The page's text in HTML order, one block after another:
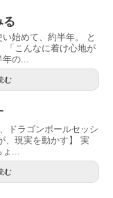
る
始めて、約半年。 と
「こんなに着け心地が
の...
む
ドラゴンボールセッシ
、現実を動かす】 実
...
む